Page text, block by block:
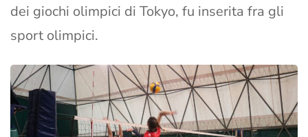
dei giochi olimpici di Tokyo, fu inserita fra gli
sport olimpici.